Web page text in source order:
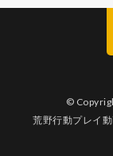
©
荒野行動プレイ